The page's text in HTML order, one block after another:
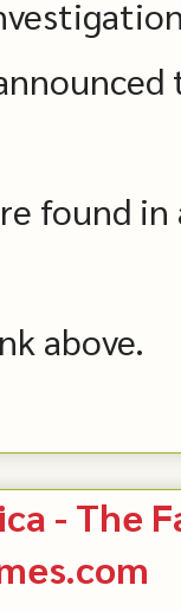
found
above.
- The